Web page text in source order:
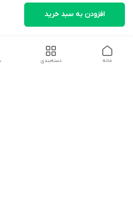
افزودن به سبد خرید
دسته‌بندی خانه